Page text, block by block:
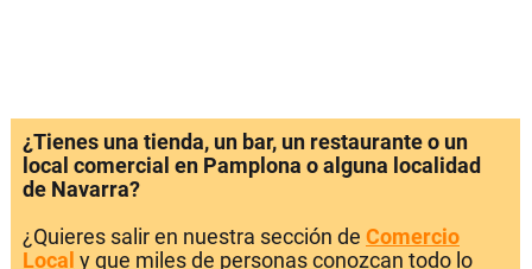
¿Tienes una tienda, un bar, un restaurante o un
local comercial en Pamplona o alguna localidad
de Navarra?
¿Quieres salir en nuestra sección de Comercio
Local y que miles de personas conozcan todo lo